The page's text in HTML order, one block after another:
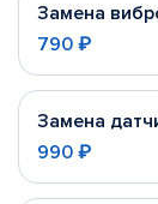
Замена
790 ₽
Замена
990 ₽